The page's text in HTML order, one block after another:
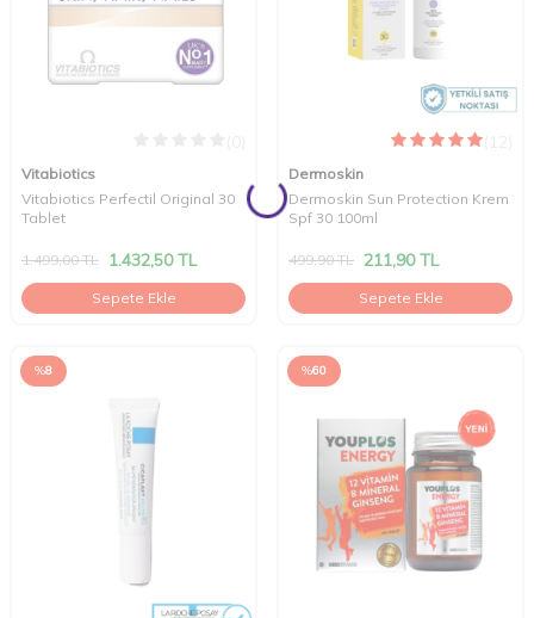
Vitabiotics
Vitabiotics Perfectil Original 30
Tablet
1.499,00TL 1.432,50TL
Sepete Ekle
Dermoskin
Dermoskin Sun Protection Krem
Spf 30 100ml
499,90TL 211,90TL
Sepete Ekle
%8 %60